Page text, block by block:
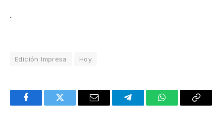
.
Edición Impresa Hoy
FacebookTwitter Email TelegramWhatsAppCopy